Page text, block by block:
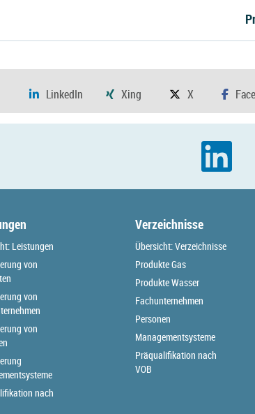
Leistungen
von
von
von
nach
Verzeichnisse
Übersicht: Verzeichnisse
Produkte Gas
Produkte Wasser
Fachunternehmen
Personen
Managementsysteme
Präqualifikation nach
VOB